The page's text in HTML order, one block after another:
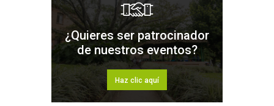
¿Quieres ser patrocinador
de nuestros eventos?
Haz clic aquí